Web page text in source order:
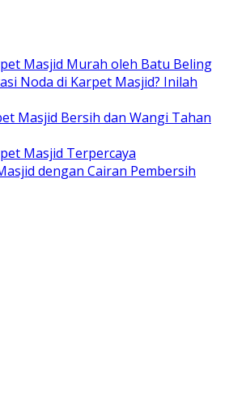
Masjid Murah oleh Batu Beling
Noda di Karpet Masjid? Inilah
Masjid Bersih dan Wangi Tahan
Masjid Terpercaya
dengan Cairan Pembersih